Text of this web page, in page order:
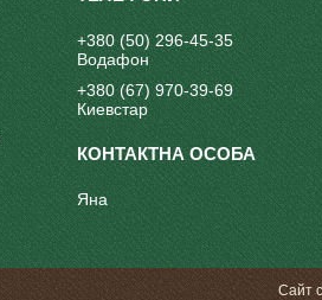
+380 (50) 296-45-35
Водафон
+380 (67) 970-39-69
Киевстар
Яна
Сайт